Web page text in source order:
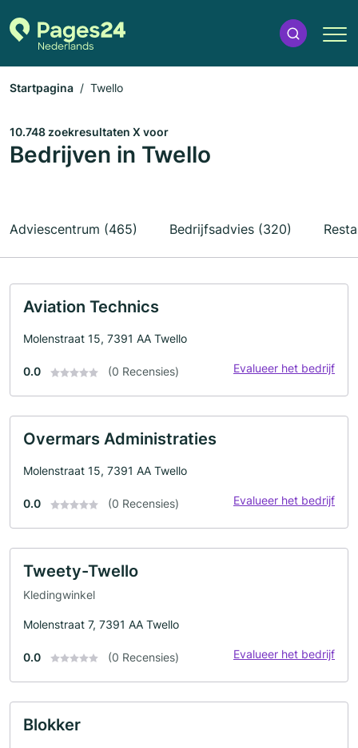
Startpagina Twello
10.748 zoekresultaten X voor
Bedrijven in Twello
Adviescentrum (465) Bedrijfsadvies (320)
Aviation Technics
Molenstraat 15, 7391 AA Twello
0.0 (0 Recensies) Evalueer het bedrijf
Overmars Administraties
Molenstraat 15, 7391 AA Twello
0.0 (0 Recensies) Evalueer het bedrijf
Tweety-Twello
Kledingwinkel
Molenstraat 7, 7391 AA Twello
0.0 (0 Recensies) Evalueer het bedrijf
Blokker